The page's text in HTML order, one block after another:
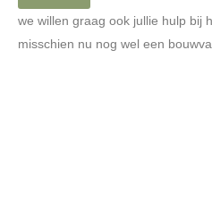
we willen graag ook jullie hulp bij
misschien nu nog wel een